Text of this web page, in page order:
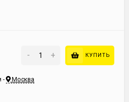
- + КУПИТЬ
- Москва